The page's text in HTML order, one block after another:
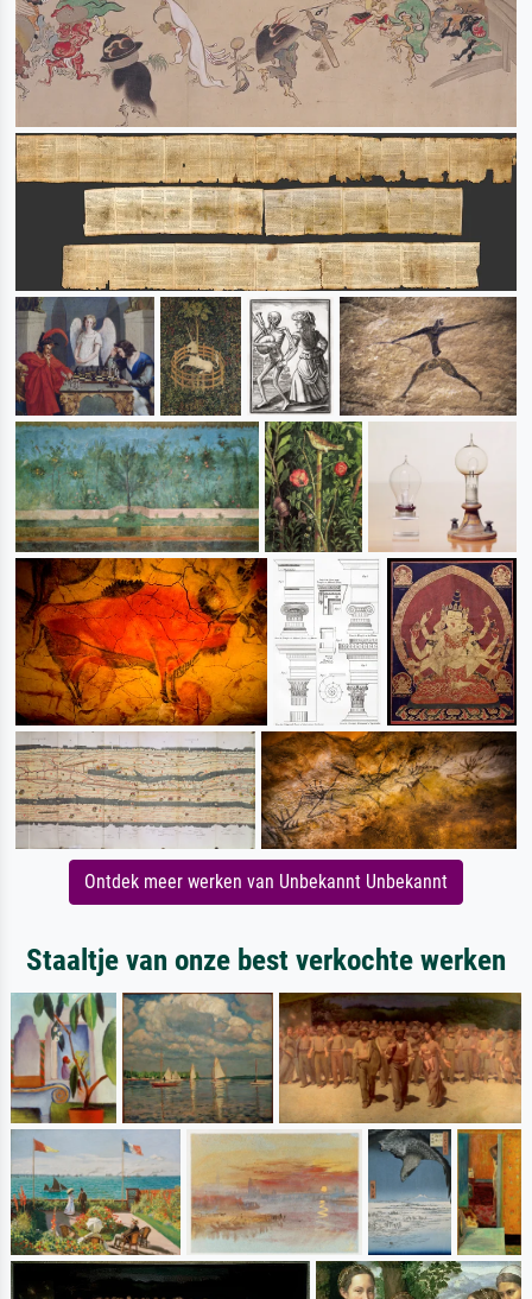
Ontdek meer werken van Unbekannt Unbekannt
Staaltje van onze best verkochte werken